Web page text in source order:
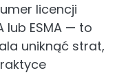
licencji
lub ESMA — to
uniknąć strat,